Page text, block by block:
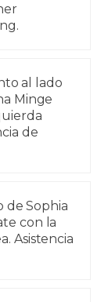
al lado
Minge
de
de Sophia
con la
Asistencia